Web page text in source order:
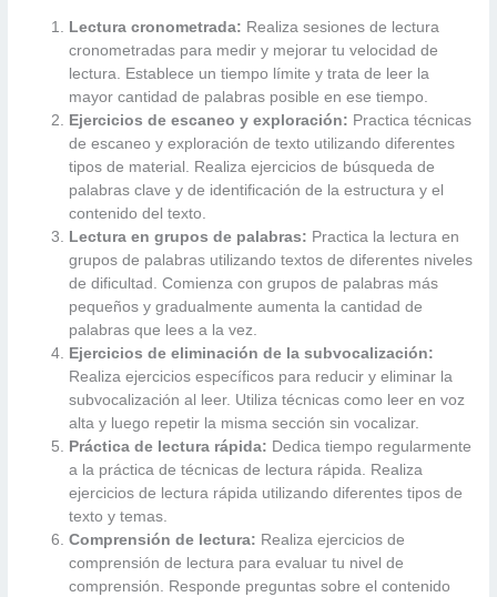
Lectura cronometrada: Realiza sesiones de lectura
cronometradas para medir y mejorar tu velocidad de
lectura. Establece un tiempo límite y trata de leer la
mayor cantidad de palabras posible en ese tiempo.
Ejercicios de escaneo y exploración: Practica técnicas
de escaneo y exploración de texto utilizando diferentes
tipos de material. Realiza ejercicios de búsqueda de
palabras clave y de identificación de la estructura y el
contenido del texto.
Lectura en grupos de palabras: Practica la lectura en
grupos de palabras utilizando textos de diferentes niveles
de dificultad. Comienza con grupos de palabras más
pequeños y gradualmente aumenta la cantidad de
palabras que lees a la vez.
Ejercicios de eliminación de la subvocalización:
Realiza ejercicios específicos para reducir y eliminar la
subvocalización al leer. Utiliza técnicas como leer en voz
alta y luego repetir la misma sección sin vocalizar.
Práctica de lectura rápida: Dedica tiempo regularmente
a la práctica de técnicas de lectura rápida. Realiza
ejercicios de lectura rápida utilizando diferentes tipos de
texto y temas.
Comprensión de lectura: Realiza ejercicios de
comprensión de lectura para evaluar tu nivel de
comprensión. Responde preguntas sobre el contenido